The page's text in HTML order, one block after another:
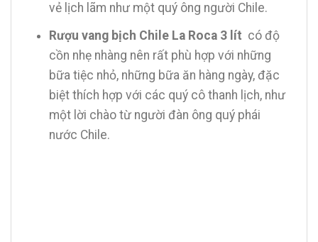
vẻ lịch lãm như một quý ông người Chile.
Rượu vang bịch Chile La Roca 3 lít có độ
cồn nhẹ nhàng nên rất phù hợp với những
bữa tiệc nhỏ, những bữa ăn hàng ngày, đặc
biệt thích hợp với các quý cô thanh lịch, như
một lời chào từ người đàn ông quý phái
nước Chile.